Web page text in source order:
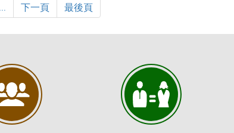
... 下一頁 最後頁